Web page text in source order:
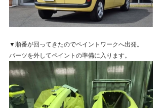
▼順番が回ってきたのでペイントワークへ出発。
パーツを外してペイントの準備に入ります。